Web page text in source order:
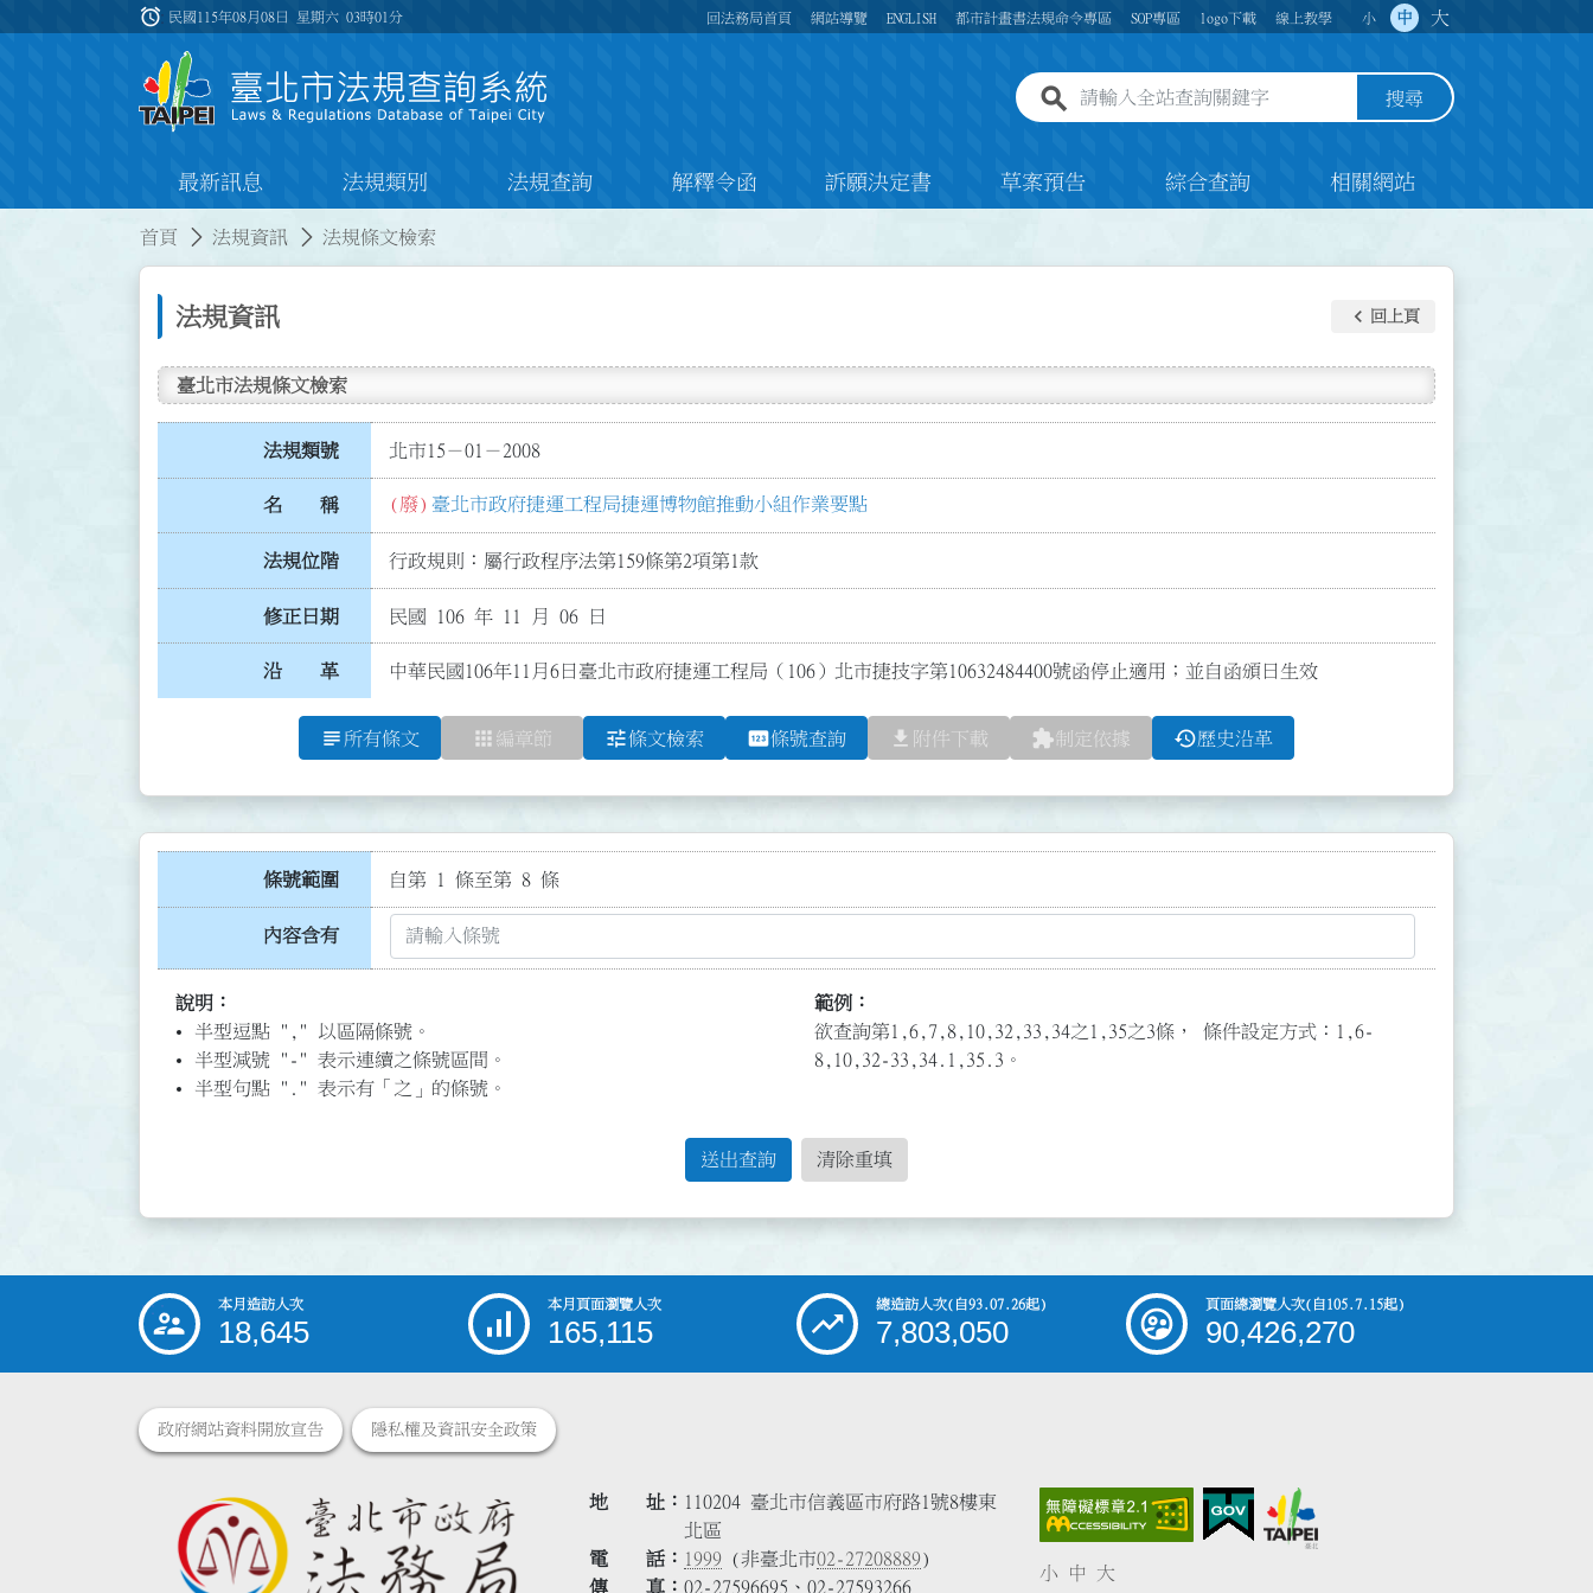
:::
alarm 民國115年08月08日 星期六03時01分 回法務局首頁 網站導覽 ENGLISH 都市計畫書法規命令專區 SOP專區 logo下載 線上教學 小 中 大
全站查詢關鍵字欄位 搜尋
最新訊息 法規類別 法規查詢 解釋令函 訴願決定書 草案預告 綜合查詢 相關網站
首頁 法規資訊 法規條文檢索
法規資訊 keyboard_arrow_left 回上頁
臺北市法規條文檢索
法規類號 北市15－01－2008
名 稱 (廢) 臺北市政府捷運工程局捷運博物館推動小組作業要點
法規位階 行政規則：屬行政程序法第159條第2項第1款
修正日期 民國 106 年 11 月 06 日
沿 革 中華民國106年11月6日臺北市政府捷運工程局（106）北市捷技字第10632484400號函停止適用；並自函頒日生效
subject 所有條文 apps 編章節 tune條文檢索 pin條號查詢 file_download 附件下載 extension制定依據 history歷史沿革
條號範圍 自第 1 條至第 8 條
內容含有
說明：
半型逗點 "," 以區隔條號。
半型減號 "-" 表示連續之條號區間。
半型句點 "." 表示有「之」的條號。
範例：
欲查詢第1,6,7,8,10,32,33,34之1,35之3條， 條件設定方式：1,6-
8,10,32-33,34.1,35.3。
送出查詢 清除重填
::: 本月造訪人次
18,645
本月頁面瀏覽人次
165,115
總造訪人次(自93.07.26起)
7,803,050
頁面總瀏覽人次(自105.7.15起)
90,426,270
政府網站資料開放宣告 隱私權及資訊安全政策
地 址
110204 臺北市信義區市府路1號8樓東
北區
電 話
1999 (非臺北市02-27208889)
傳 真
02-27596695、02-27593266
小 中 大